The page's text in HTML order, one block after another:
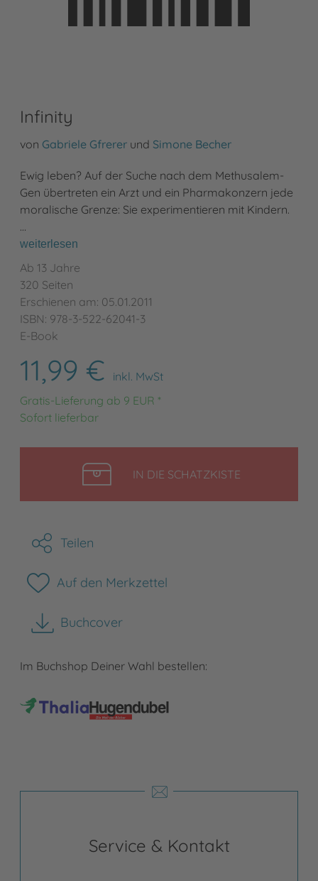
Infinity
von Gabriele Gfrerer und Simone Becher
Ewig leben? Auf der Suche nach dem Methusalem-
Gen übertreten ein Arzt und ein Pharmakonzern jede
moralische Grenze: Sie experimentieren mit Kindern.
…
weiterlesen
Ab 13 Jahre
320 Seiten
Erschienen am: 05.01.2011
ISBN: 978-3-522-62041-3
E-Book
11,99 €
inkl. MwSt
Gratis-Lieferung ab 9 EUR *
Sofort lieferbar
IN DIE SCHATZKISTELEGEN
Teilen
Auf den Merkzettel
Buchcover
herunterladen
Im Buchshop Deiner Wahl bestellen:
Service & Kontakt